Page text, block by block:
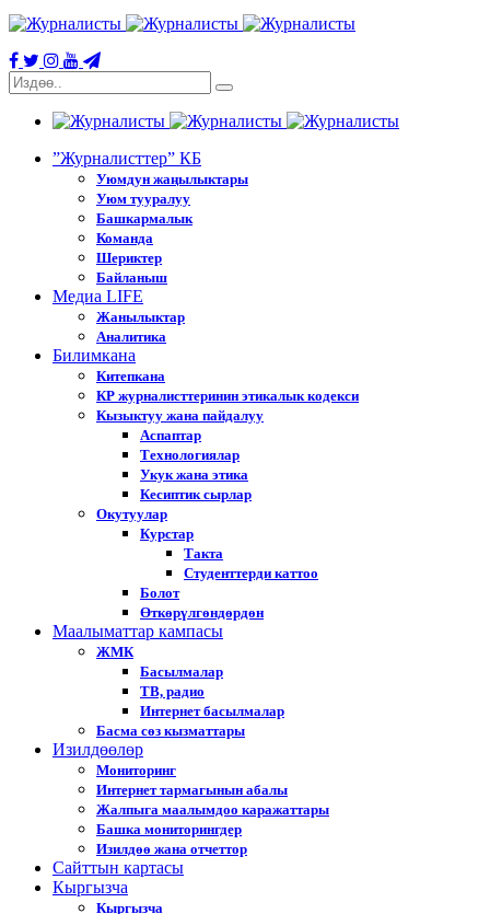
”Журналисттер” КБ
Уюмдун жаңылыктары
Уюм тууралуу
Башкармалык
Команда
Шериктер
Байланыш
Медиа LIFE
Жанылыктар
Аналитика
Билимкана
Китепкана
КР журналисттеринин этикалык кодекси
Кызыктуу жана пайдалуу
Аспаптар
Технологиялар
Укук жана этика
Кесиптик сырлар
Окутуулар
Курстар
Такта
Студенттерди каттоо
Болот
Өткөрүлгөндөрдөн
Маалыматтар кампасы
ЖМК
Басылмалар
ТВ, радио
Интернет басылмалар
Басма сөз кызматтары
Изилдөөлөр
Мониторинг
Интернет тармагынын абалы
Жалпыга маалымдоо каражаттары
Башка мониторингдер
Изилдөө жана отчеттор
Cайттын картасы
Кыргызча
Кыргызча